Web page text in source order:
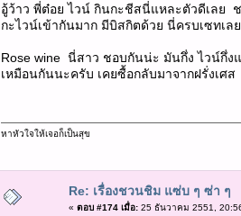
อู้ว้าว พี่ต๋อย ไวน์ กินกะชีสนี่แหละตัวดีเลย
กะไวน์เข้ากันมาก มีบิสกิตด้วย นี่ครบเซทเล
Rose wine นี่สาว ชอบกันน่ะ มันกึ่ง ไวน์กึ่ง
เหมือนกันนะครับ เคยซื้อกลับมาจากฝรั่งเศ
หาหัวใจให้เจอก็เป็นสุข
Re: เรื่องชวนชิม แซ่บ ๆ ซ่า ๆ
« ตอบ #174 เมื่อ:25 ธันวาคม 2551,